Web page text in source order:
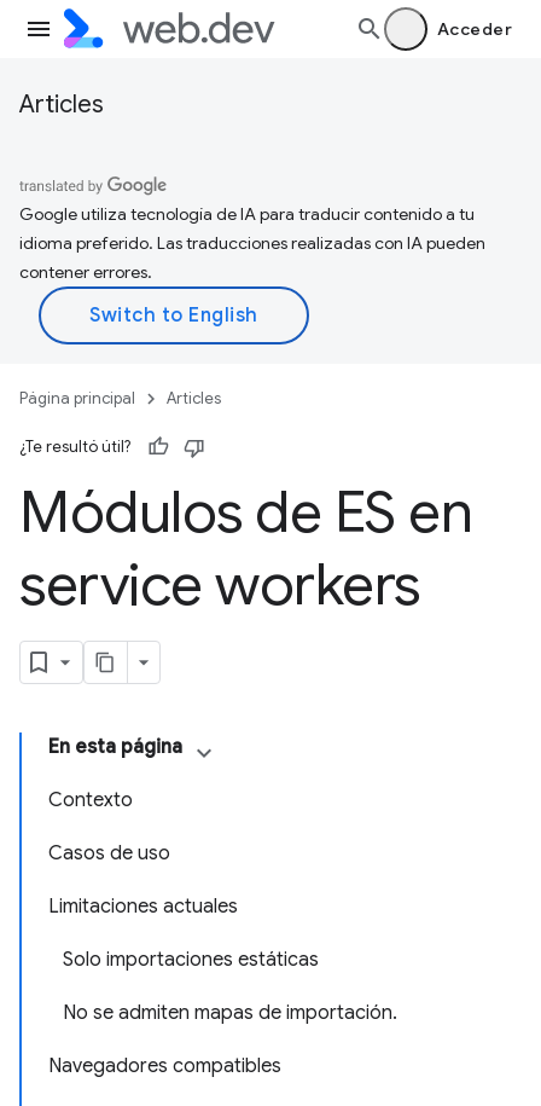
Acceder
Articles
Google utiliza tecnología de IA para traducir contenido a tu
idioma preferido. Las traducciones realizadas con IA pueden
contener errores.
Página principal Articles
¿Te resultó útil?
Módulos de ES en
service workers
En esta página
Contexto
Casos de uso
Limitaciones actuales
Solo importaciones estáticas
No se admiten mapas de importación.
Navegadores compatibles